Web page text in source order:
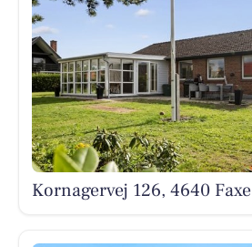
Kornagervej 126, 4640 Faxe